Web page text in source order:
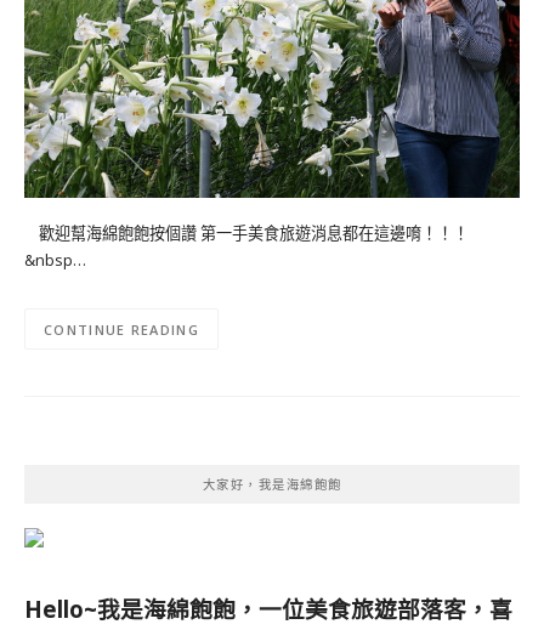
歡迎幫海綿飽飽按個讚 第一手美食旅遊消息都在這邊唷！！！
&nbsp…
CONTINUE READING
大家好，我是海綿飽飽
Hello~我是海綿飽飽，一位美食旅遊部落客， 喜